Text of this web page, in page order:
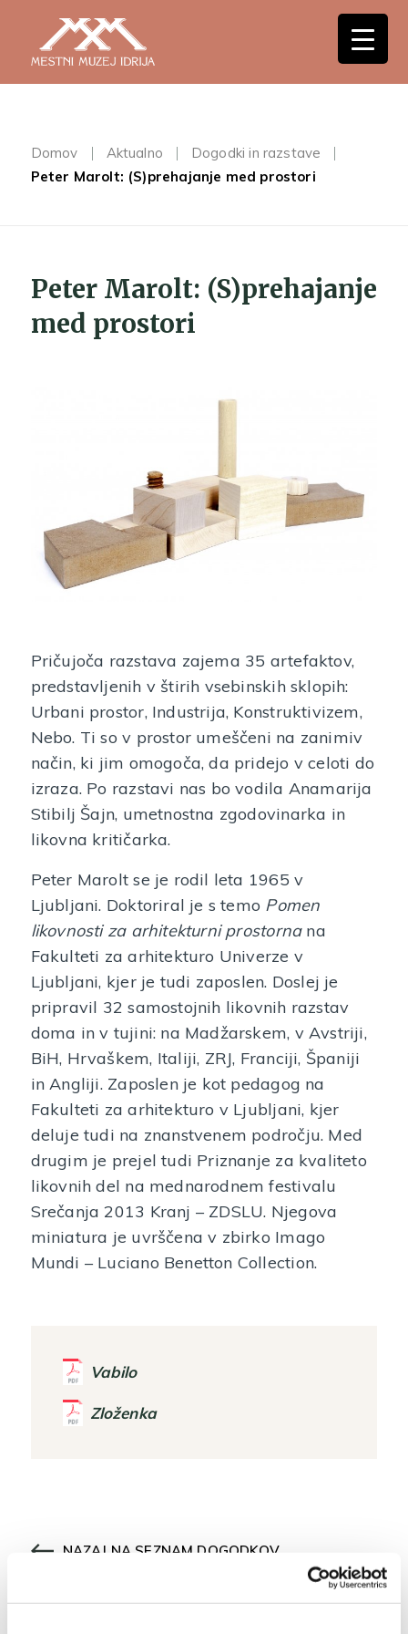
Domov Aktualno
Dogodki in razstave
Peter Marolt: (S)prehajanje med prostori
Peter Marolt: (S)prehajanje
med prostori
Pričujoča razstava zajema 35 artefaktov,
predstavljenih v štirih vsebinskih sklopih:
Urbani prostor, Industrija, Konstruktivizem,
Nebo. Ti so v prostor umeščeni na zanimiv
način, ki jim omogoča, da pridejo v celoti do
izraza. Po razstavi nas bo vodila Anamarija
Stibilj Šajn, umetnostna zgodovinarka in
likovna kritičarka.
Peter Marolt se je rodil leta 1965 v
Ljubljani. Doktoriral je s temo Pomen
likovnosti za arhitekturni prostorna na
Fakulteti za arhitekturo Univerze v
Ljubljani, kjer je tudi zaposlen. Doslej je
pripravil 32 samostojnih likovnih razstav
doma in v tujini: na Madžarskem, v Avstriji,
BiH, Hrvaškem, Italiji, ZRJ, Franciji, Španiji
in Angliji. Zaposlen je kot pedagog na
Fakulteti za arhitekturo v Ljubljani, kjer
deluje tudi na znanstvenem področju. Med
drugim je prejel tudi Priznanje za kvaliteto
likovnih del na mednarodnem festivalu
Srečanja 2013 Kranj – ZDSLU. Njegova
miniatura je uvrščena v zbirko Imago
Mundi – Luciano Benetton Collection.
Vabilo
Zloženka
NAZAJ NA SEZNAM DOGODKOV